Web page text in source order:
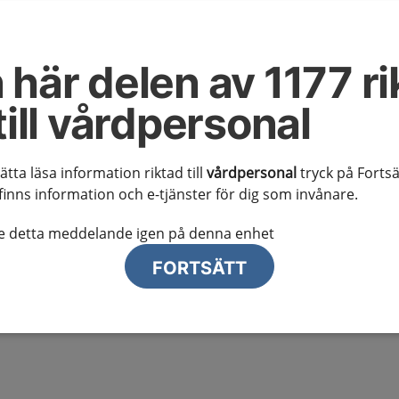
här delen av 1177
vårdpersonal
läsa information riktad till vårdpersonaltryck på
information och e-tjänster för dig som invånare.
detta meddelande igen på denna enhet
FORTSÄTT
vara ett stöd vid bedömning och behandling av
differentialdiagnostiska tillstånd hänvisas till
för vårdpersonal: